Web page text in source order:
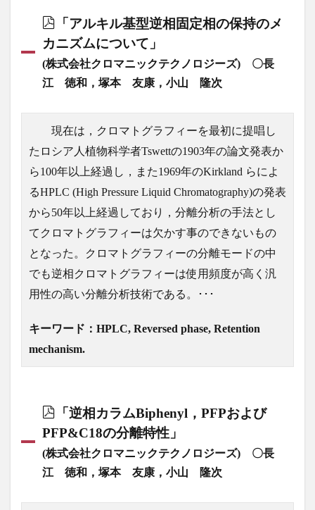
「アルキル基型逆相固定相の保持のメ
カニズムについて」
(株式会社クロマニックテクノロジーズ) 〇長
江 徳和，塚本 友康，小山 隆次
現在は，クロマトグラフィーを最初に提唱し
たロシア人植物科学者Tswettの1903年の論文発表か
ら100年以上経過し，また1969年のKirkland らによ
るHPLC (High Pressure Liquid Chromatography)の発表
から50年以上経過しており，分離分析の手法とし
てクロマトグラフィーは欠かす事のできないもの
となった。クロマトグラフィーの分離モードの中
でも逆相クロマトグラフィーは使用頻度が高く汎
用性の高い分離分析技術である。･･･
キーワード：HPLC, Reversed phase, Retention
mechanism.
「逆相カラムBiphenyl，PFPおよび
PFP&C18の分離特性」
(株式会社クロマニックテクノロジーズ) 〇長
江 徳和，塚本 友康，小山 隆次